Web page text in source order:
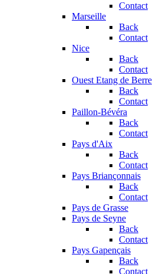
Contact
Marseille
Back
Contact
Nice
Back
Contact
Ouest Etang de Berre
Back
Contact
Paillon-Bévéra
Back
Contact
Pays d'Aix
Back
Contact
Pays Briançonnais
Back
Contact
Pays de Grasse
Pays de Seyne
Back
Contact
Pays Gapençais
Back
Contact